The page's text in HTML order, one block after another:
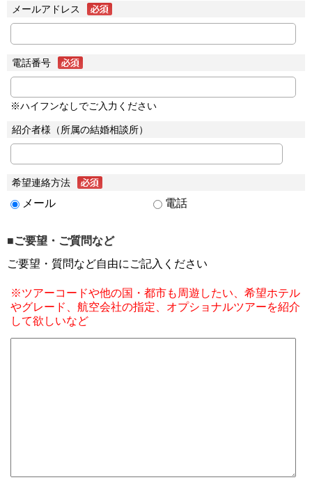
メールアドレス
電話番号
※ハイフンなしでご入力ください
紹介者様（所属の結婚相談所）
希望連絡方法
メール 電話
■ご要望・ご質問など
ご要望・質問など自由にご記入ください
※ツアーコードや他の国・都市も周遊したい、希望ホテル
やグレード、航空会社の指定、オプショナルツアーを紹介
して欲しいなど